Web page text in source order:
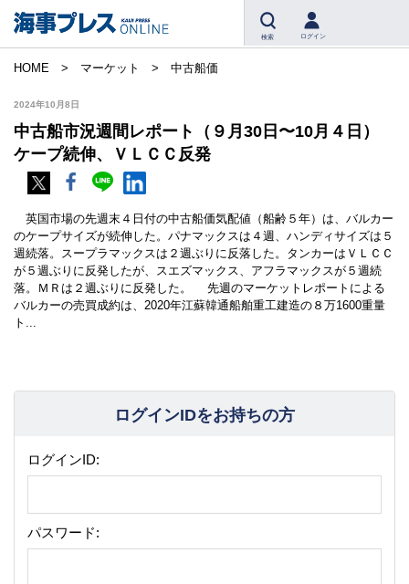
検索 ログイン
HOME マーケット 中古船価
2024年10月8日
中古船市況週間レポート（９月30日〜10月４日）
ケープ続伸、ＶＬＣＣ反発
英国市場の先週末４日付の中古船価気配値（船齢５年）は、バルカー
のケープサイズが続伸した。パナマックスは４週、ハンディサイズは５
週続落。スープラマックスは２週ぶりに反落した。タンカーはＶＬＣＣ
が５週ぶりに反発したが、スエズマックス、アフラマックスが５週続
落。ＭＲは２週ぶりに反発した。 先週のマーケットレポートによる
バルカーの売買成約は、2020年江蘇韓通船舶重工建造の８万1600重量
ト...
ログインIDをお持ちの方
ログインID:
パスワード: